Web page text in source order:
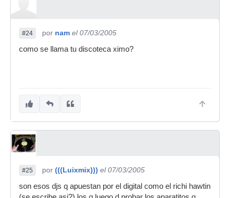
#24 por nam el 07/03/2005
como se llama tu discoteca ximo?
#25 por (((Luixmix))) el 07/03/2005
son esos djs q apuestan por el digital como el richi hawtin